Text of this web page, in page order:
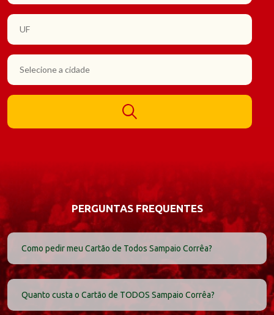
PERGUNTAS FREQUENTES
Como pedir meu Cartão de TodosSampaio Corrêa?
Quanto custa o Cartão de TODOSSampaio Corrêa?